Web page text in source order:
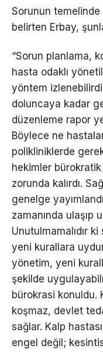
Sorunun temelinde
belirten Erbay,
“Sorun planlama,
hasta odaklı
yöntem
doluncaya kadar
düzenleme rapor
Böylece ne
polikliniklerde
hekimler
zorunda kalırdı.
genelge
zamanında ulaşıp
Unutulmamalıdır
yeni kurallara
yönetim, yeni
şekilde
bürokrasi konuldu.
koşmaz, devlet
sağlar. Kalp
engel değil;